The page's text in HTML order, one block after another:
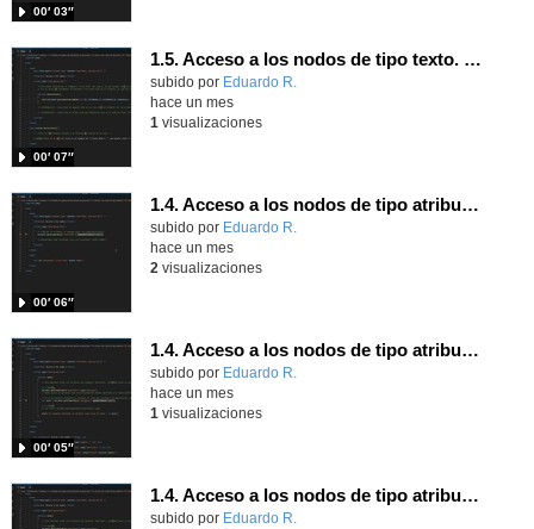
00′ 03″
1.5. Acceso a los nodos de tipo texto. Parte 1.
Contenido educativo.
subido por Eduardo R.
00′ 07″
hace un mes
1 visualizaciones
1.4. Acceso a los nodos de tipo atributo. Parte 7.
Contenido educativo.
subido por Eduardo R.
00′ 06″
hace un mes
2 visualizaciones
1.4. Acceso a los nodos de tipo atributo. Parte 6.
Contenido educativo.
subido por Eduardo R.
00′ 05″
hace un mes
1 visualizaciones
1.4. Acceso a los nodos de tipo atributo. Parte 5.
Contenido educativo.
subido por Eduardo R.